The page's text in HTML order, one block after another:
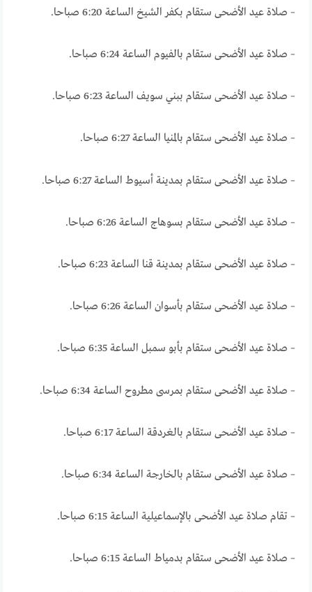
– صلاة عيد الأضحى ستقام بكفر الشيخ الساعة 6:20 صباحا.
– صلاة عيد الأضحى ستقام بالفيوم الساعة 6:24 صباحا.
– صلاة عيد الأضحى ستقام ببني سويف الساعة 6:23 صباحا.
– صلاة عيد الأضحى ستقام بالمنيا الساعة 6:27 صباحا.
– صلاة عيد الأضحى ستقام بمدينة أسيوط الساعة 6:27 صباحا.
– صلاة عيد الأضحى ستقام بسوهاج الساعة 6:26 صباحا.
– صلاة عيد الأضحى ستقام بمدينة قنا الساعة 6:23 صباحا.
– صلاة عيد الأضحى ستقام بأسوان الساعة 6:26 صباحا.
– صلاة عيد الأضحى ستقام بأبو سمبل الساعة 6:35 صباحا.
– صلاة عيد الأضحى ستقام بمرسى مطروح الساعة 6:34 صباحا.
– صلاة عيد الأضحى ستقام بالغردقة الساعة 6:17 صباحا.
– صلاة عيد الأضحى ستقام بالخارجة الساعة 6:34 صباحا.
– تقام صلاة عيد الأضحى بالإسماعيلية الساعة 6:15 صباحا.
– صلاة عيد الأضحى ستقام بدمياط الساعة 6:15 صباحا.